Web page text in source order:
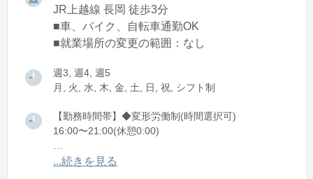
JR上越線 長岡 徒歩3分
■車、バイク、自転車通勤OK
■就業場所の変更の範囲：なし
週3, 週4, 週5
月, 火, 水, 木, 金, 土, 日, 祝, シフト制
【勤務時間帯】◆変形労働制(時間選択可)
16:00〜21:00(休憩0:00)
※残業：0〜5時間程度/月
...続きを見る